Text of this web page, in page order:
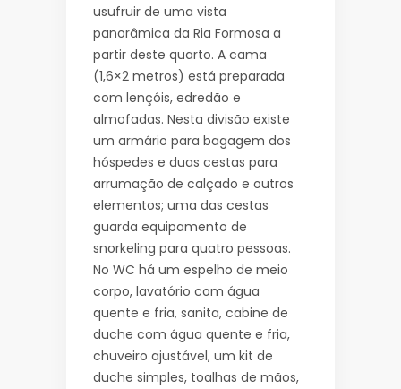
usufruir de uma vista
panorâmica da Ria Formosa a
partir deste quarto. A cama
(1,6×2 metros) está preparada
com lençóis, edredão e
almofadas. Nesta divisão existe
um armário para bagagem dos
hóspedes e duas cestas para
arrumação de calçado e outros
elementos; uma das cestas
guarda equipamento de
snorkeling para quatro pessoas.
No WC há um espelho de meio
corpo, lavatório com água
quente e fria, sanita, cabine de
duche com água quente e fria,
chuveiro ajustável, um kit de
duche simples, toalhas de mãos,